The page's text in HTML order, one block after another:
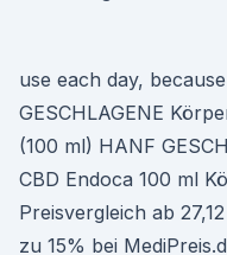
use each day,
GESCHLAGENE
(100 ml) HANF
CBD Endoca 100 ml
Preisvergleich ab
zu 15% bei